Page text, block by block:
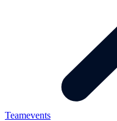
Teamevents